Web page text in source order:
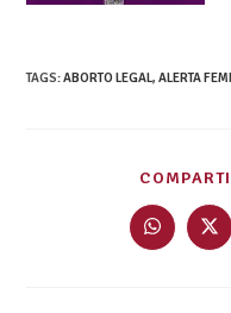
TAGS:ABORTO LEGAL, ALERTA